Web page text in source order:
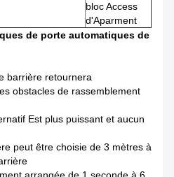
bloc Access
d'Aparment
de porte automatiques de
barrière retournera
obstacles de rassemblement
Est plus puissant et aucun
peut être choisie de 3 mètres à